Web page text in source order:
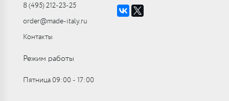
8 (495) 212-23-25
order@made-italy.ru
Контакты
Режим работы
Пятница 09:00 ‑ 17:00